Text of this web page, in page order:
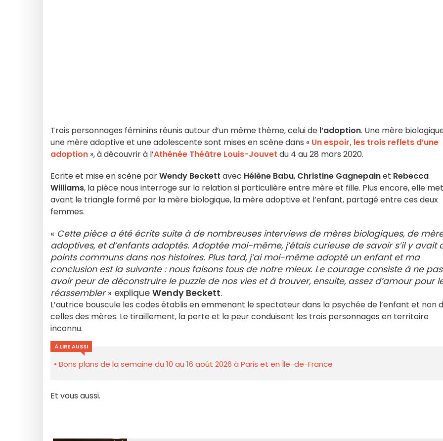
Trois personnages féminins réunis autour d’un même thème, celui de l’adoption. Une mère
une mère adoptive et une adolescente sont mises en scène dans « Un espoir, les trois reflets d’une
adoption », à découvrir à l’Athénée Théâtre Louis-Jouvet du 4 au 28 mars 2020.
Ecrite et mise en scène parWendy Beckett avec Hélène Babu, Christine Gagnepainet Rebecca
Williams, la pièce nous interroge sur la relation si particulière entre mère et fille. Plus encore, elle
avant le triangle formé par la mère biologique, la mère adoptive et l’enfant, partagé entre ces deux
femmes.
« Cette pièce a été écrite suite à de nombreuses interviews de mères biologiques, de
adoptives, et d’enfants adoptés. Adoptée moi-même, j’étais curieuse de savoir s’il y avait
points communs dans nos histoires. Plus tard, j’ai moi-même adopté un enfant et ma
conclusion est la suivante : nous faisons tous de notre mieux. Le courage consiste à ne pas
avoir peur de déconstruire le puzzle de nos vies et à trouver, ensuite, assez d’amour pour
réassembler» explique Wendy Beckett.
L’autrice bouscule les codes établis en emmenant le spectateur dans la psychée de l’enfant et non
celles des mères. Le tiraillement, la perte et la peur conduisent les trois personnages en territoire
inconnu.
À LIRE AUSSI
Bons plans de la semaine du 10 au 16 août 2026 à Paris et en Île-de-France
Et vous aussi.